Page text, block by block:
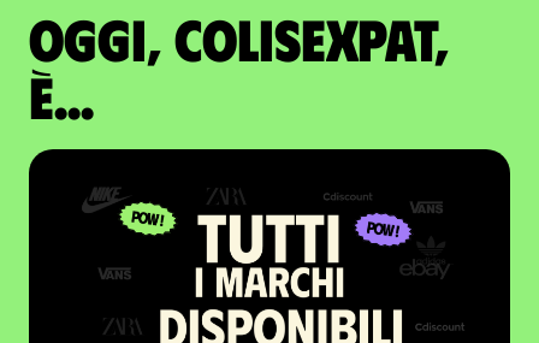
Oggi, ColisExpat,
è...